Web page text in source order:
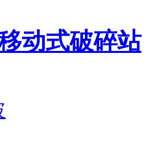
动式破碎站